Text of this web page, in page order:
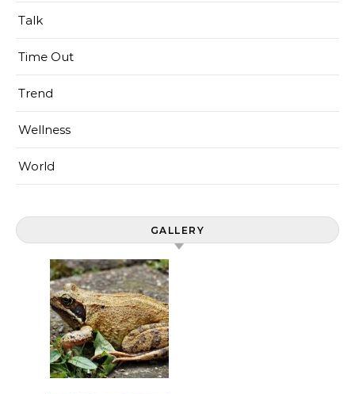
Talk
Time Out
Trend
Wellness
World
GALLERY